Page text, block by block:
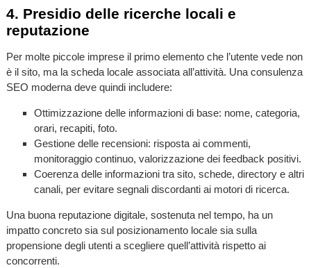
4. Presidio delle ricerche locali e
reputazione
Per molte piccole imprese il primo elemento che l’utente vede non
è il sito, ma la scheda locale associata all’attività. Una consulenza
SEO moderna deve quindi includere:
Ottimizzazione delle informazioni di base: nome, categoria,
orari, recapiti, foto.
Gestione delle recensioni: risposta ai commenti,
monitoraggio continuo, valorizzazione dei feedback positivi.
Coerenza delle informazioni tra sito, schede, directory e altri
canali, per evitare segnali discordanti ai motori di ricerca.
Una buona reputazione digitale, sostenuta nel tempo, ha un
impatto concreto sia sul posizionamento locale sia sulla
propensione degli utenti a scegliere quell’attività rispetto ai
concorrenti.